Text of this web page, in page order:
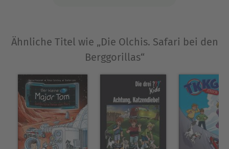
Ähnliche Titel wie „Die Olchis. Safari bei den
Berggorillas“